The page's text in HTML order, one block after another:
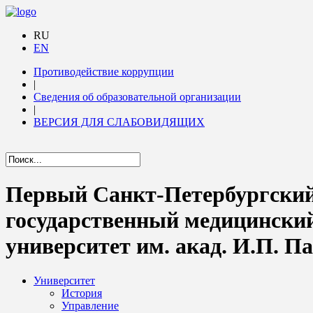
RU
EN
Противодействие коррупции
|
Сведения об образовательной организации
|
ВЕРСИЯ ДЛЯ СЛАБОВИДЯЩИХ
Первый Санкт-
государственный
университет им. акад. И.П.
Университет
История
Управление